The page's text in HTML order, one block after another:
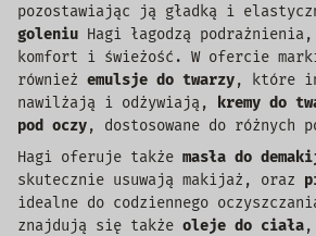
pozostawiając ją gładką i
goleniu Hagi łagodzą
komfort i świeżość. W ofercie
również emulsje do twarzy, które
nawilżają i odżywiają,
kremy do
pod oczy, dostosowane do różnych
Hagi oferuje także masła do
skutecznie usuwają makijaż, oraz
idealne do codziennego
znajdują się także oleje do ciała,